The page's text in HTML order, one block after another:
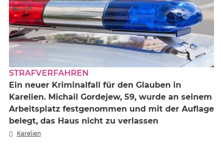
STRAFVERFAHREN
Ein neuer Kriminalfall für den Glauben in
Karelien. Michail Gordejew, 59, wurde an seinem
Arbeitsplatz festgenommen und mit der Auflage
belegt, das Haus nicht zu verlassen
Karelien